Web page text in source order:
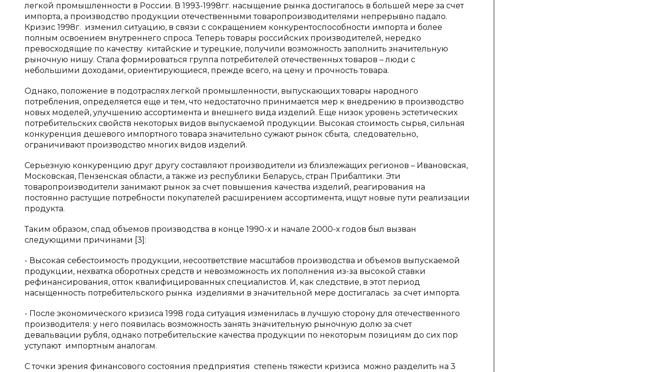
легкой промышленности в России. В 1993-1998гг. насыщение рынка достигалось в большей мере за счет
импорта, а производство продукции отечественными товаропроизводителями непрерывно падало.
Кризис 1998г. изменил ситуацию, в связи с сокращением конкурентоспособности импорта и более
полным освоением внутреннего спроса. Теперь товары российских производителей, нередко
превосходящие по качеству китайские и турецкие, получили возможность заполнить значительную
рыночную нишу. Стала формироваться группа потребителей отечественных товаров – люди с
небольшими доходами, ориентирующиеся, прежде всего, на цену и прочность товара.
Однако, положение в подотраслях легкой промышленности, выпускающих товары народного
потребления, определяется еще и тем, что недостаточно принимается мер к внедрению в производство
новых моделей, улучшению ассортимента и внешнего вида изделий. Еще низок уровень эстетических
потребительских свойств некоторых видов выпускаемой продукции. Высокая стоимость сырья, сильная
конкуренция дешевого импортного товара значительно сужают рынок сбыта, следовательно,
ограничивают производство многих видов изделий.
Серьезную конкуренцию друг другу составляют производители из близлежащих регионов – Ивановская,
Московская, Пензенская области, а также из республики Беларусь, стран Прибалтики. Эти
товаропроизводители занимают рынок за счет повышения качества изделий, реагирования на
постоянно растущие потребности покупателей расширением ассортимента, ищут новые пути реализации
продукта.
Таким образом, спад объемов производства в конце 1990-х и начале 2000-х годов был вызван
следующими причинами [3]:
- Высокая себестоимость продукции, несоответствие масштабов производства и объемов выпускаемой
продукции, нехватка оборотных средств и невозможность их пополнения из-за высокой ставки
рефинансирования, отток квалифицированных специалистов. И, как следствие, в этот период
насыщенность потребительского рынка изделиями в значительной мере достигалась за счет импорта.
- После экономического кризиса 1998 года ситуация изменилась в лучшую сторону для отечественного
производителя: у него появилась возможность занять значительную рыночную долю за счет
девальвации рубля, однако потребительские качества продукции по некоторым позициям до сих пор
уступают импортным аналогам.
С точки зрения финансового состояния предприятия степень тяжести кризиса можно разделить на 3